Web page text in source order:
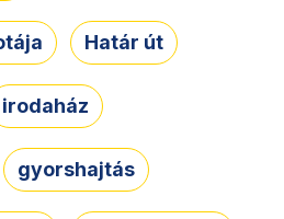
Határ út
irodaház
gyorshajtás